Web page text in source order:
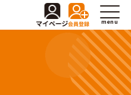
menu